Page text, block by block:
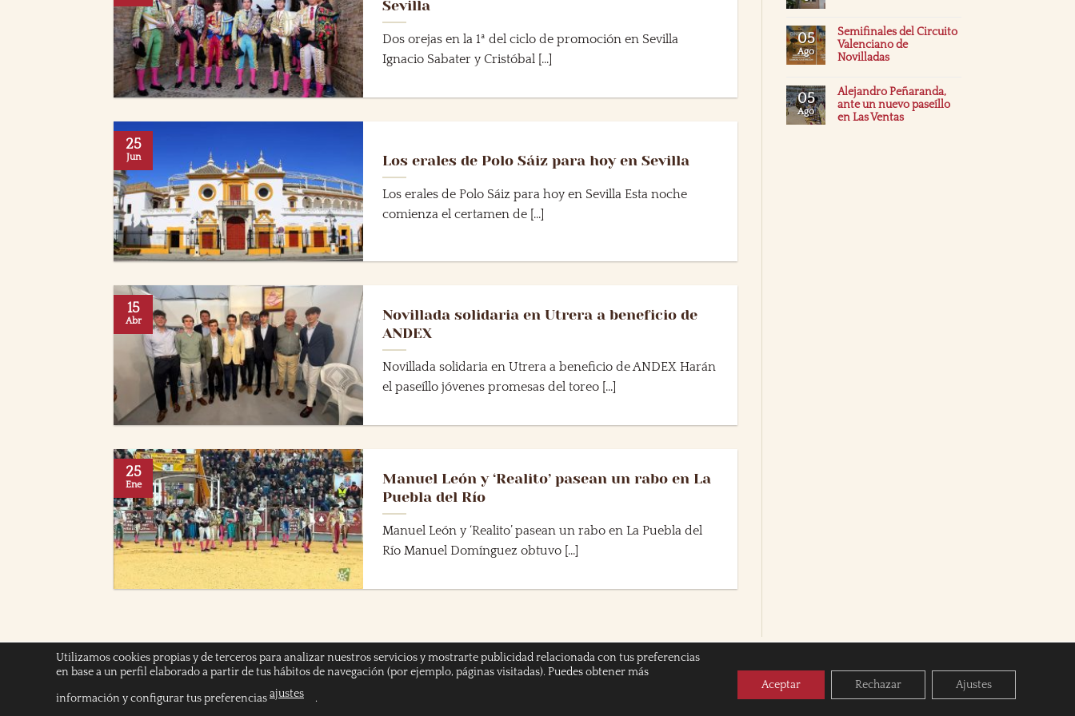
Sevilla
Dos orejas en la 1ª del ciclo de promoción en Sevilla
Ignacio Sabater y Cristóbal [...]
Los erales de Polo Sáiz para hoy en Sevilla
Los erales de Polo Sáiz para hoy en Sevilla Esta noche
comienza el certamen de [...]
25
Jun
Novillada solidaria en Utrera a beneficio de
ANDEX
Novillada solidaria en Utrera a beneficio de ANDEX Harán
el paseíllo jóvenes promesas del toreo [...]
15
Abr
Manuel León y ‘Realito’ pasean un rabo en La
Puebla del Río
Manuel León y ‘Realito’ pasean un rabo en La Puebla del
Río Manuel Domínguez obtuvo [...]
25
Ene
05
Ago
Semifinales del Circuito
Valenciano de
Novilladas
05
Ago
Alejandro Peñaranda,
ante un nuevo paseíllo
en Las Ventas
INICIO POLÍTICA DE COOKIES POLITICA DE PRIVACIDAD AVISO LEGAL
Copyright 2026 ©Chicuelinas y Tafalleras
Utilizamos cookies propias y de terceros para analizar nuestros servicios y mostrarte publicidad relacionada con tus preferencias
en base a un perfil elaborado a partir de tus hábitos de navegación (por ejemplo, páginas visitadas). Puedes obtener más
información y configurar tus preferenciasajustes .
Aceptar Rechazar Ajustes